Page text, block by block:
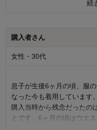
着心地･使用感
続
購入者さん
女性・30代
息子が生後6ヶ月の頃、服
なった今も着用しています。
購入当時から残念だったの
とです。6ヶ月の頃はウエ